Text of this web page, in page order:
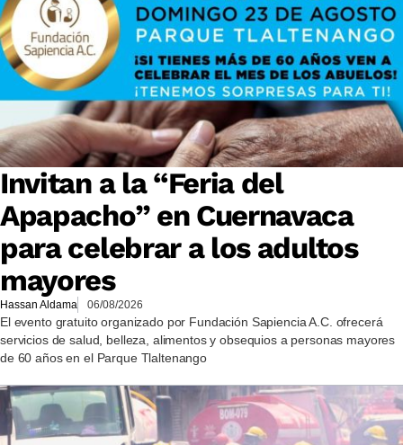
Invitan a la “Feria del
Apapacho” en Cuernavaca
para celebrar a los adultos
mayores
Hassan Aldama 06/08/2026
El evento gratuito organizado por Fundación Sapiencia A.C. ofrecerá
servicios de salud, belleza, alimentos y obsequios a personas mayores
de 60 años en el Parque Tlaltenango